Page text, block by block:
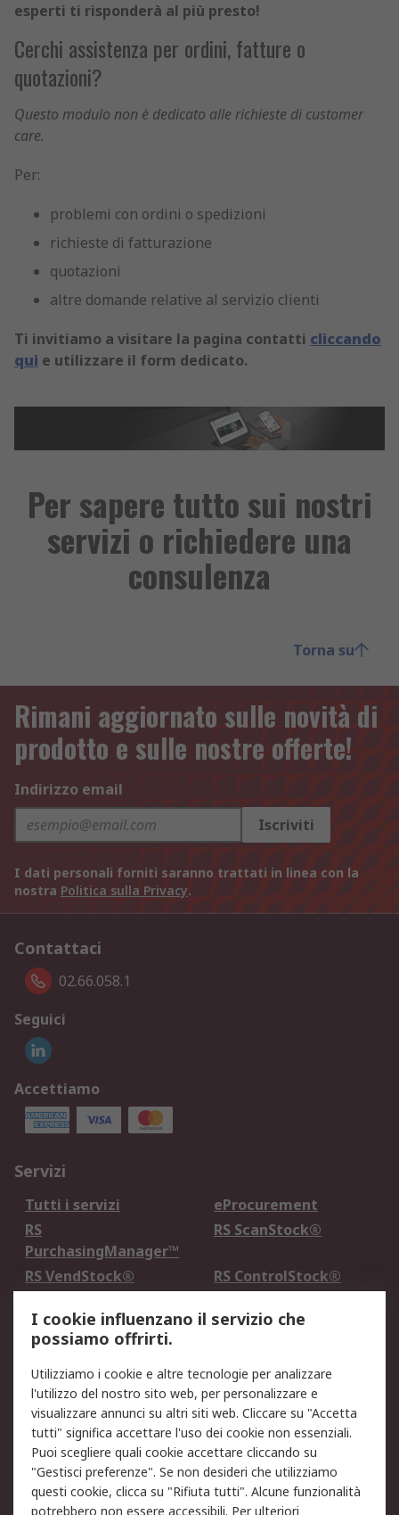
esperti ti risponderà al più presto!
Cerchi assistenza per ordini, fatture o
quotazioni?
Questo modulo non è dedicato alle richieste di customer
care.
Per:
problemi con ordini o spedizioni
richieste di fatturazione
quotazioni
altre domande relative al servizio clienti
Ti invitiamo a visitare la pagina contatti cliccando
qui e utilizzare il form dedicato.
Per sapere tutto sui nostri
servizi o richiedere una
consulenza
Torna su
Rimani aggiornato sulle novità di
prodotto e sulle nostre offerte!
Indirizzo email
Iscriviti
I dati personali forniti saranno trattati in linea con la
nostra Politica sulla Privacy.
Contattaci
02.66.058.1
Seguici
Accettiamo
Servizi
Tutti i servizi
eProcurement
RS
PurchasingManager™
RS ScanStock®
RS VendStock®
RS ControlStock®
Legale
Informativa Cookie
Informativa Privacy -
Aggiornata
Email Security
Termini d'uso
Condizioni di vendita
Condizioni generali di
servizio
Etica e responsabilità
I cookie influenzano il servizio che
possiamo offrirti.
Utilizziamo i cookie e altre tecnologie per analizzare
l'utilizzo del nostro sito web, per personalizzare e
visualizzare annunci su altri siti web. Cliccare su "Accetta
tutti" significa accettare l'uso dei cookie non essenziali.
Puoi scegliere quali cookie accettare cliccando su
"Gestisci preferenze". Se non desideri che utilizziamo
questi cookie, clicca su "Rifiuta tutti". Alcune funzionalità
potrebbero non essere accessibili. Per ulteriori